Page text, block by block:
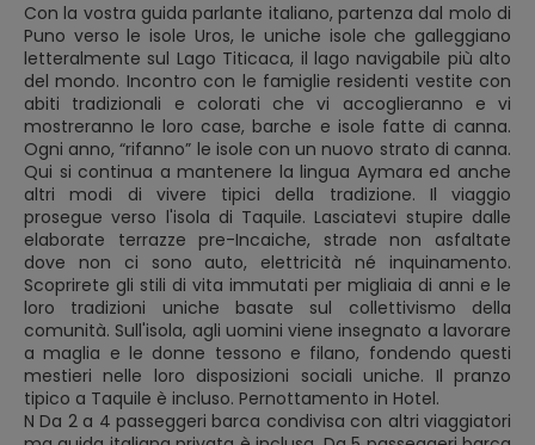
Con la vostra guida parlante italiano, partenza dal molo di
Puno verso le isole Uros, le uniche isole che galleggiano
letteralmente sul Lago Titicaca, il lago navigabile più alto
del mondo. Incontro con le famiglie residenti vestite con
abiti tradizionali e colorati che vi accoglieranno e vi
mostreranno le loro case, barche e isole fatte di canna.
Ogni anno, “rifanno” le isole con un nuovo strato di canna.
Qui si continua a mantenere la lingua Aymara ed anche
altri modi di vivere tipici della tradizione. Il viaggio
prosegue verso l'isola di Taquile. Lasciatevi stupire dalle
elaborate terrazze pre-Incaiche, strade non asfaltate
dove non ci sono auto, elettricità né inquinamento.
Scoprirete gli stili di vita immutati per migliaia di anni e le
loro tradizioni uniche basate sul collettivismo della
comunità. Sull'isola, agli uomini viene insegnato a lavorare
a maglia e le donne tessono e filano, fondendo questi
mestieri nelle loro disposizioni sociali uniche. Il pranzo
tipico a Taquile è incluso. Pernottamento in Hotel.
N Da 2 a 4 passeggeri barca condivisa con altri viaggiatori